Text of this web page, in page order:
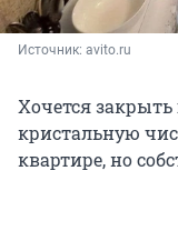
Источник: avito.ru
Хочется закрыть
кристальную
квартире, но